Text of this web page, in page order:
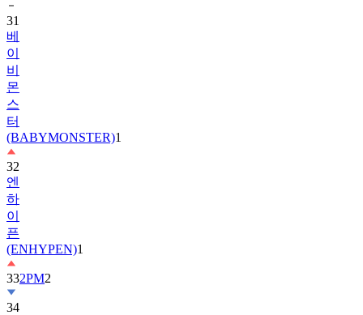
31
베
이
비
몬
스
터
(BABYMONSTER)1
32
엔
하
이
픈
(ENHYPEN)1
332PM2
34